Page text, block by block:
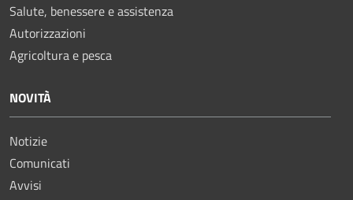
Salute, benessere e assistenza
Autorizzazioni
Agricoltura e pesca
NOVITÀ
Notizie
Comunicati
Avvisi